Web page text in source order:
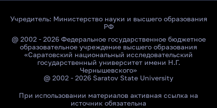
Учредитель: Министерство науки и высшего образования
РФ
@ 2002 - 2026 Федеральное государственное бюджетное
образовательное учреждение высшего образования
«Саратовский национальный исследовательский
государственный университет имени Н.Г.
Чернышевского»
@ 2002 - 2026 Saratov State University
При использовании материалов активная ссылка на
источник обязательна